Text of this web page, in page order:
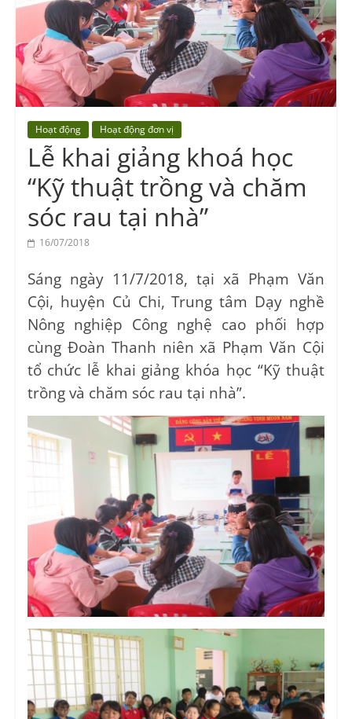
Vocational
Center
Hoạt động Hoạt động đơn vị
Lễ khai giảng khoá học
“Kỹ thuật trồng và chăm
sóc rau tại nhà”
16/07/2018
Sáng ngày 11/7/2018, tại xã Phạm Văn
Cội, huyện Củ Chi, Trung tâm Dạy nghề
Nông nghiệp Công nghệ cao phối hợp
cùng Đoàn Thanh niên xã Phạm Văn Cội
tổ chức lễ khai giảng khóa học “Kỹ thuật
trồng và chăm sóc rau tại nhà”.